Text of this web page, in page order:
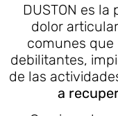
DUSTON es
dolor
comunes que
debilitantes,
de las
a